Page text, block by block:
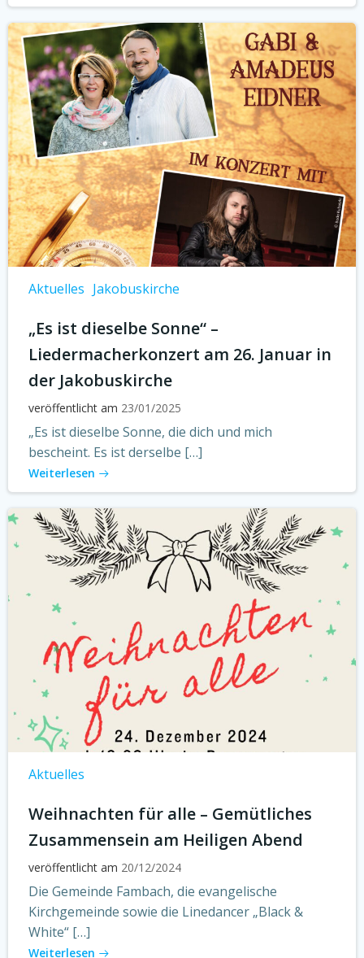
Aktuelles Jakobuskirche
„Es ist dieselbe Sonne“ –
Liedermacherkonzert am 26. Januar in
der Jakobuskirche
veröffentlicht am 23/01/2025
„Es ist dieselbe Sonne, die dich und mich
bescheint. Es ist derselbe […]
Weiterlesen
Aktuelles
Weihnachten für alle – Gemütliches
Zusammensein am Heiligen Abend
veröffentlicht am 20/12/2024
Die Gemeinde Fambach, die evangelische
Kirchgemeinde sowie die Linedancer „Black &
White“ […]
Weiterlesen